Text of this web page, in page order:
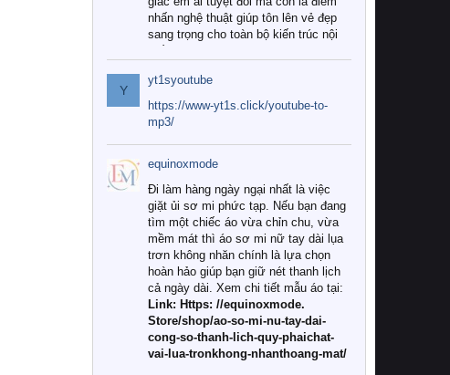
nhấn nghệ thuật giúp tôn lên vẻ đẹp
sang trọng cho toàn bộ kiến trúc nội
Tuy nhiên, giữa thị trường đa dạng
với vô vàn thương hiệu và mẫu mã
như hiện nay, làm thế nào để chọn
được những bộ chăn ga gối đệm cao
cấp thực sự chất lượng, phù hợp với
khí hậu và nhu cầu sử dụng của gia
đình? Hãy cùng chúng tôi đi tìm lời
giải đáp chi tiết qua bài viết dưới đây.
1. Tại sao các gia đình hiện đại lại ưa
chuộng chăn ga gối đệm cao cấp?
Khác với các dòng sản phẩm thông
thường, những bộ chăn ga gối đệm
cao cấp trải qua quy trình sản xuất
nghiêm ngặt từ khâu chọn lọc nguyên
liệu tự nhiên đến công nghệ dệt
nhuộm hiện đại không chứa hóa chất
Y
yt1syoutube
https://www-yt1s.click/youtube-to-
mp3/
equinoxmode
Đi làm hàng ngày ngại nhất là việc
giặt ủi sơ mi phức tạp. Nếu bạn đang
tìm một chiếc áo vừa chỉn chu, vừa
mềm mát thì áo sơ mi nữ tay dài lụa
trơn không nhăn chính là lựa chọn
hoàn hảo giúp bạn giữ nét thanh lịch
cả ngày dài. Xem chi tiết mẫu áo tại:
Link: Https: //equinoxmode.
Store/shop/ao-so-mi-nu-tay-dai-
cong-so-thanh-lich-quy-phaichat-
vai-lua-tronkhong-nhanthoang-mat/